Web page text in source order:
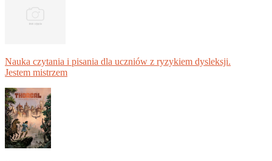
Nauka czytania i pisania dla uczniów z ryzykiem dysleksji.
Jestem mistrzem